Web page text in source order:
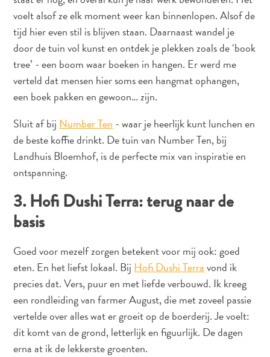
Blue
Wave
Updates
Nieuwste
Activiteiten
Duiken
Kindvriendelijk
Kultuur
&
Eten
Trip
The
Blue
Updates
voelt alsof ze elk moment weer kan binnenlopen. Alsof de
tijd hier even stil is blijven staan. Daarnaast wandel je
door de tuin vol kunst en ontdek je plekken zoals de ‘book
tree’ - een boom waar boeken in hangen. Er werd me
verteld dat mensen hier soms een hangmat ophangen,
een boek pakken en gewoon… zijn.
Sluit af bij Number Ten - waar je heerlijk kunt lunchen en
de beste koffie drinkt. De tuin van Number Ten, bij
Landhuis Bloemhof, is de perfecte mix van inspiratie en
ontspanning.
3. Hofi Dushi Terra: terug naar de
basis
Goed voor mezelf zorgen betekent voor mij ook: goed
eten. En het liefst lokaal. Bij Hofi Dushi Terravond ik
precies dat. Vers, puur en met liefde verbouwd. Ik kreeg
een rondleiding van farmer August, die met zoveel passie
vertelde over alles wat er groeit op de boerderij. Je voelt:
dit komt van de grond, letterlijk en figuurlijk. De dagen
erna at ik de lekkerste groenten.